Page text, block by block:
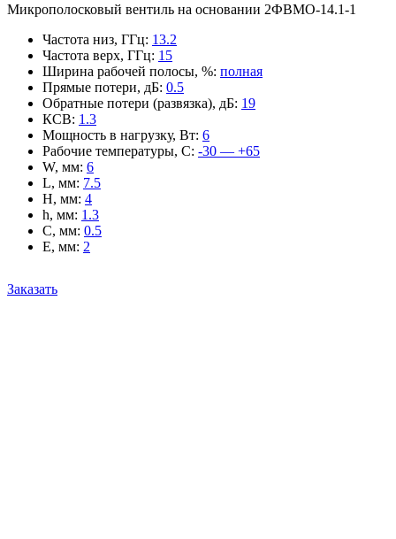
Микрополосковый вентиль на основании 2ФВМO-14.1-1
Частота низ, ГГц: 13.2
Частота верх, ГГц: 15
Ширина рабочей полосы, %: полная
Прямые потери, дБ: 0.5
Обратные потери (развязка), дБ: 19
КСВ: 1.3
Мощность в нагрузку, Вт: 6
Рабочие температуры, С: -30 — +65
W, мм: 6
L, мм: 7.5
H, мм: 4
h, мм: 1.3
C, мм: 0.5
E, мм: 2
Заказать